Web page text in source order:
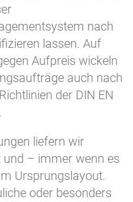
nach
lassen. Auf
Aufpreis wickeln
auch nach
der DIN EN
liefern wir
– immer wenn es
Ursprungslayout.
oder besonders